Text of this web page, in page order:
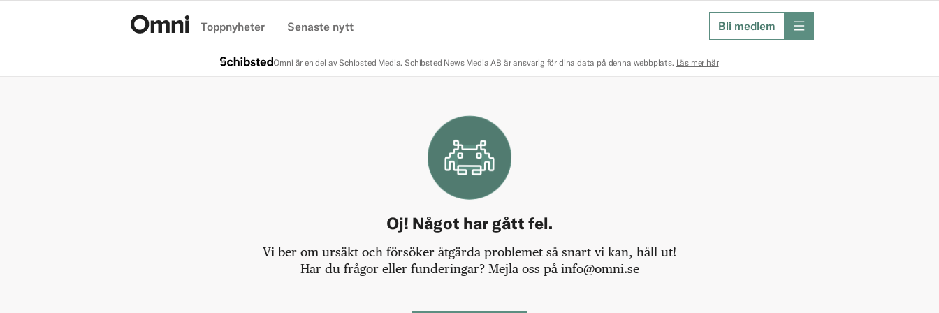
Toppnyheter Senaste nytt Bli medlem meny
Omni är en del av Schibsted Media. Schibsted News Media AB är ansvarig för dina data på denna webbplats. Läs mer här
Oj! Något har gått fel.
Vi ber om ursäkt och försöker åtgärda problemet så snart vi kan, håll ut!
Har du frågor eller funderingar? Mejla oss på info@omni.se